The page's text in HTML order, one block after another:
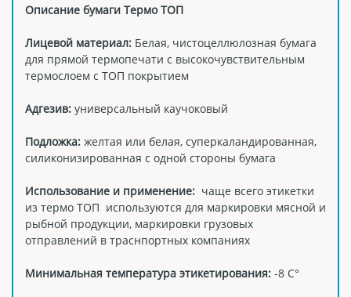
Описание бумаги Термо ТОП
Лицевой материал: Белая, чистоцеллюлозная бумага
для прямой термопечати с высокочувствительным
термослоем с ТОП покрытием
Адгезив: универсальный каучоковый
Подложка: желтая или белая, суперкаландированная,
силиконизированная с одной стороны бумага
Использование и применение: чаще всего этикетки
из термо ТОП используются для маркировки мясной и
рыбной продукции, маркировки грузовых
отправлений в траснпортных компаниях
Минимальная температура этикетирования: -8 С°